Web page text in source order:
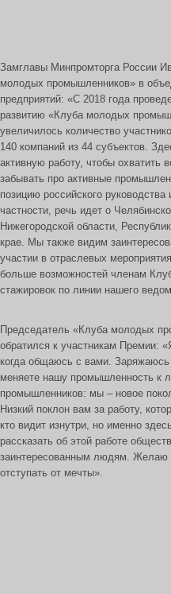
Замглавы Минпромторга России
молодых промышленников» в
предприятий: «С 2018 года
развитию «Клуба молодых
увеличилось количество
140 компаний из 44 субъектов.
активную работу, чтобы охватить
забывать про активные
позицию российского
частности, речь идет о
Нижегородской области,
крае. Мы также видим
участии в отраслевых
больше возможностей членам
стажировок по линии нашего
Председатель «Клуба молодых
обратился к участникам Премии:
когда общаюсь с вами. Заряжаюсь
меняете нашу промышленность к
промышленников: мы – новое
Низкий поклон вам за работу,
кто видит изнутри, но именно
рассказать об этой работе
заинтересованным людям. Желаю
отступать от мечты».